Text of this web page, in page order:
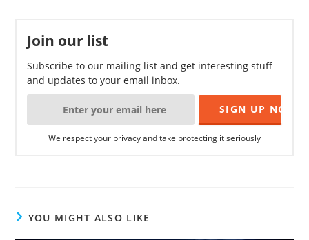
Join our list
Subscribe to our mailing list and get interesting stuff
and updates to your email inbox.
We respect your privacy and take protecting it seriously
YOU MIGHT ALSO LIKE